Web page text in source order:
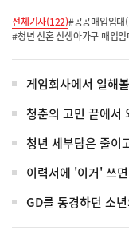
전체기사(122)#공공매입임대
#청년 신혼 신생아가구 매입
게임회사에서 일해
청춘의 고민 끝에서
청년 세부담은 줄이고
이력서에 '이거' 쓰
GD를 동경하던 소